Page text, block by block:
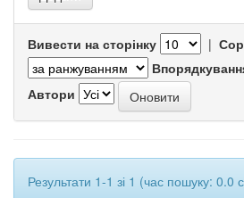
Вивести на сторінку |
Автори
Результати 1-1 зі 1 (час пошуку: 0.0